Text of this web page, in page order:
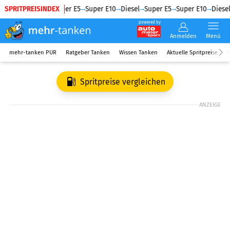
SPRITPREISINDEX
Diesel Super E5 Super E10 Diesel Super E5 Super E10 Diesel
powered by
Anmelden Menü
mehr-tanken PUR Ratgeber Tanken Wissen Tanken Aktuelle Spritpreise
Spritpreise vergleichen
ANZEIGE